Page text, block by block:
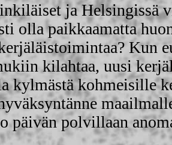
ja Helsingissä
olla paikkaamatta
Kun
kilahtaa, uusi
kylmästä kohmeisille
päivän polvillaan